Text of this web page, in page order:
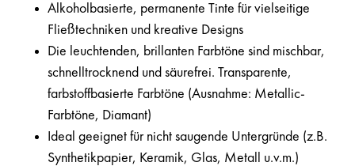
Alkoholbasierte, permanente Tinte für vielseitige
Fließtechniken und kreative Designs
Die leuchtenden, brillanten Farbtöne sind mischbar,
schnelltrocknend und säurefrei. Transparente,
farbstoffbasierte Farbtöne (Ausnahme: Metallic-
Farbtöne, Diamant)
Ideal geeignet für nicht saugende Untergründe (z.B.
Synthetikpapier, Keramik, Glas, Metall u.v.m.)